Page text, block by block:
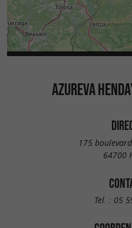
AZUREVA
175
64700
Tel. : 05